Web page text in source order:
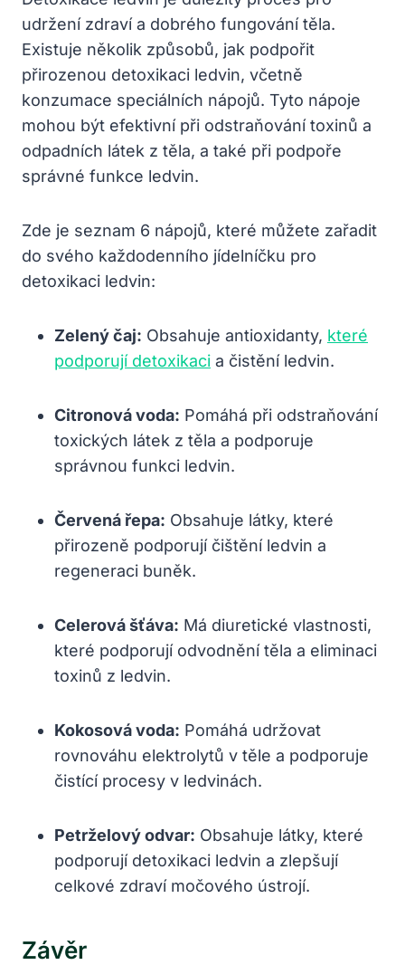
udržení zdraví a dobrého fungování těla.⁤
Existuje několik​ způsobů, jak ‍podpořit
přirozenou⁤ detoxikaci‍ ledvin, včetně
konzumace speciálních ⁤nápojů. Tyto nápoje⁢
mohou být efektivní při ⁣odstraňování⁣ toxinů ⁤a
odpadních látek z těla, a také​ při podpoře
správné funkce ledvin.
Zde je seznam⁤ 6 nápojů, ⁢které můžete ​zařadit
do ​svého ‍každodenního jídelníčku pro
detoxikaci ledvin:
Zelený‌ čaj: Obsahuje antioxidanty, které
podporují detoxikaci a čistění ledvin.
Citronová voda: ​Pomáhá při odstraňování
toxických látek z těla a podporuje
správnou funkci ledvin.
Červená řepa: Obsahuje‍ látky, které ​
přirozeně podporují čištění ledvin a⁣
regeneraci buněk.
Celerová šťáva: Má​ diuretické vlastnosti,⁤
které podporují odvodnění těla a eliminaci
toxinů ⁢z ⁤ledvin.
Kokosová ⁤voda: Pomáhá udržovat
rovnováhu elektrolytů v​ těle⁣ a podporuje
čistící procesy v ledvinách.
Petrželový odvar: Obsahuje⁢ látky, které
podporují ⁣detoxikaci ledvin a⁤ zlepšují‍
celkové ​zdraví močového ústrojí.
Závěr